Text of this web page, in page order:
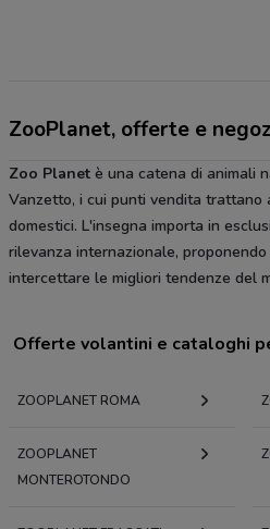
ZooPlanet, offerte e
Zoo Planet è una catena di animali
Vanzetto, i cui punti vendita trattano
domestici. L'insegna importa in
rilevanza internazionale,
intercettare le migliori tendenze del
Offerte volantini e cataloghi
ZOOPLANET ROMA
ZOOPLANET
MONTEROTONDO